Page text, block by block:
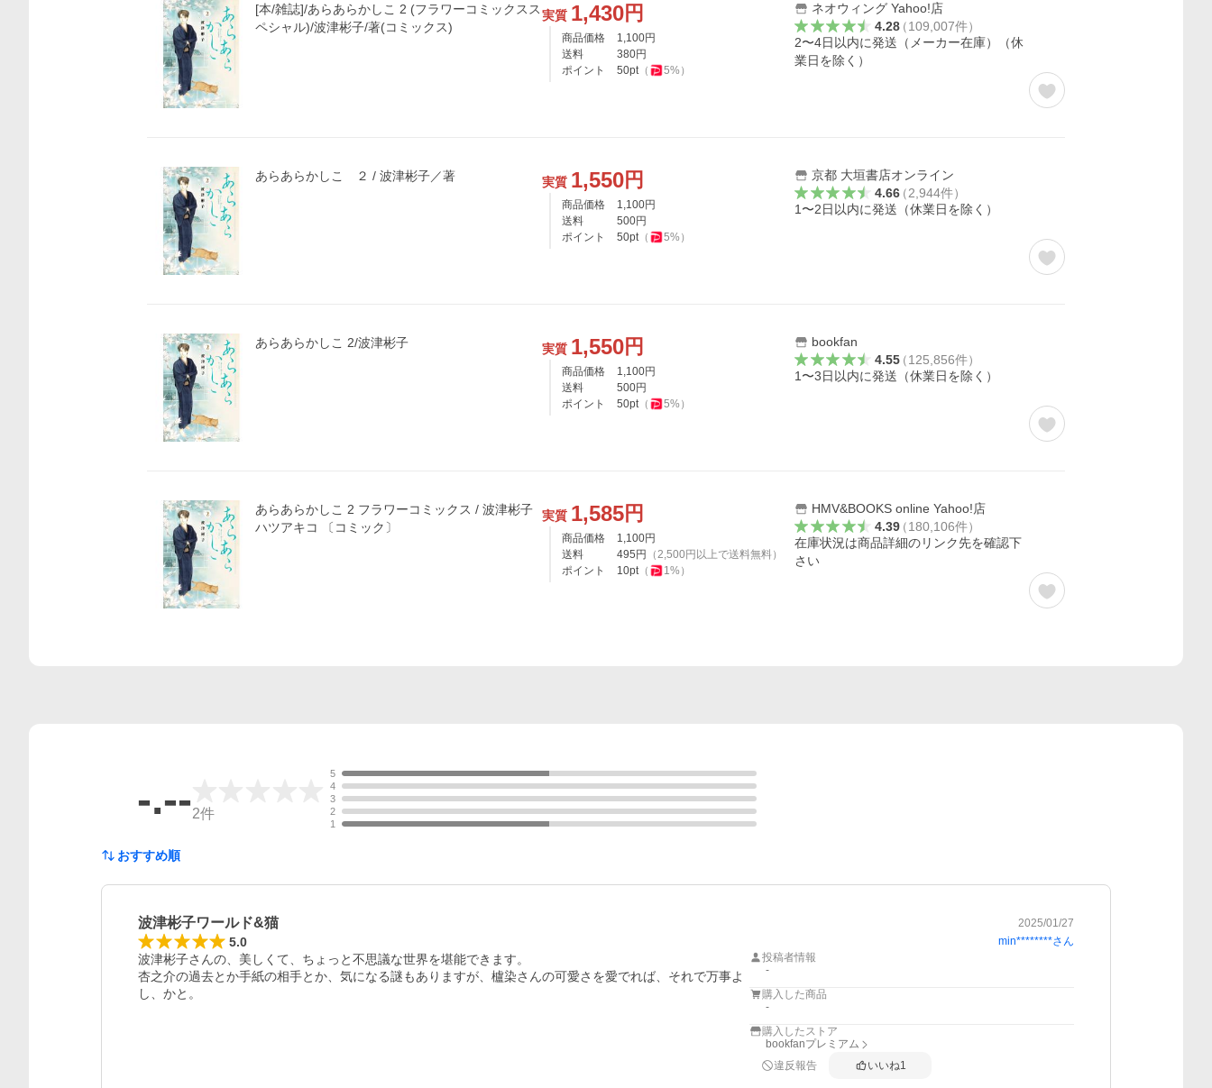
[本/雑誌]/あらあらかしこ 2 (フラワーコミックスス
ペシャル)/波津彬子/著(コミックス)
実質 1,430円
商品価格 1,100円
送料
380円
ポイント
50pt（ 5%）
ネオウィング Yahoo!店
4.28（109,007件）
2〜4日以内に発送（メーカー在庫）（休
業日を除く）
あらあらかしこ ２ / 波津彬子／著 実質 1,550円
商品価格 1,100円
送料
500円
ポイント
50pt（ 5%）
京都 大垣書店オンライン
4.66（2,944件）
1〜2日以内に発送（休業日を除く）
あらあらかしこ 2/波津彬子 実質 1,550円
商品価格 1,100円
送料
500円
ポイント
50pt（ 5%）
bookfan
4.55（125,856件）
1〜3日以内に発送（休業日を除く）
あらあらかしこ 2 フラワーコミックス / 波津彬子
ハツアキコ 〔コミック〕
実質 1,585円
商品価格 1,100円
送料
495 円 （2,500 円以上で送料無料）
ポイント
10pt（ 1%）
HMV&BOOKS online Yahoo!店
4.39（180,106件）
在庫状況は商品詳細のリンク先を確認下
さい
-.--2件
5
4
3
2
1
おすすめ順
波津彬子ワールド&猫 2025/01/27
5.0 min********さん
波津彬子さんの、美しくて、ちょっと不思議な世界を堪能できます。
杏之介の過去とか手紙の相手とか、気になる謎もありますが、櫨染さんの可愛さを愛でれば、それで万事よ
し、かと。
投稿者情報
-
購入した商品
-
購入したストア
bookfanプレミアム
違反報告
いいね1